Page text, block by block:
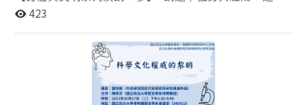
獲得花蓮縣112年全國語文競賽社會組國語朗讀優等、大
學部洪羽辰同學錄取本系碩士班。恭喜以上的同學和系
大歷史系的臉書粉絲頁，藉此掌握本系的第一手訊息。祝
福大家在接下來的半年裡平安健康，事事順心！
中國到戰後台灣的荷爾蒙藥品 講者｜皮國立（中央大學
大學歷史學系特聘教授） 時間｜2023年11月3日（五）
主辦｜國立政治大學歷史學系、身體與文明研究中心 協
辦｜近代社會的身體與性別跨領域學分學程
423